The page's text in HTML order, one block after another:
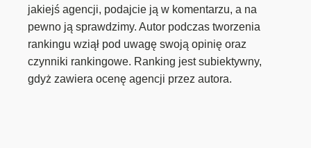
jakiejś agencji, podajcie ją w komentarzu, a na
pewno ją sprawdzimy. Autor podczas tworzenia
rankingu wziął pod uwagę swoją opinię oraz
czynniki rankingowe. Ranking jest subiektywny,
gdyż zawiera ocenę agencji przez autora.